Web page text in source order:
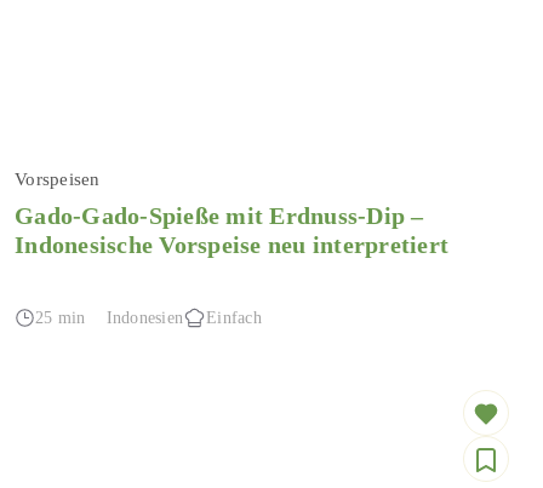
Vorspeisen
Gado-Gado-Spieße mit Erdnuss-Dip –
Indonesische Vorspeise neu interpretiert
25 min Indonesien Einfach